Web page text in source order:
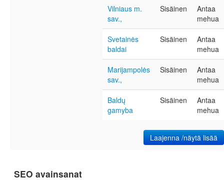
Vilniaus m.
sav.,
Sisäinen
Antaa
mehua
Svetainės
baldai
Sisäinen
Antaa
mehua
Marijampolės
sav.,
Sisäinen
Antaa
mehua
Baldų
gamyba
Sisäinen
Antaa
mehua
Laajenna /näytä lisää
SEO avainsanat